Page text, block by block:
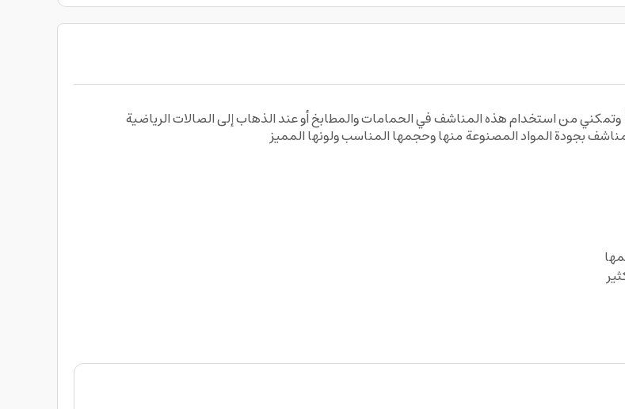
من استخدام هذه المناشف في الحمامات والمطابخ أو عند الذهاب إلى الصالات الرياضية